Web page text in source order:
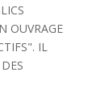
OUVRAGE
IL